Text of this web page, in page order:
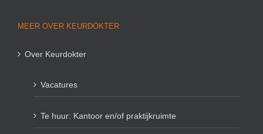
MEER OVER KEURDOKTER
Over Keurdokter
Vacatures
Te huur: Kantoor en/of praktijkruimte